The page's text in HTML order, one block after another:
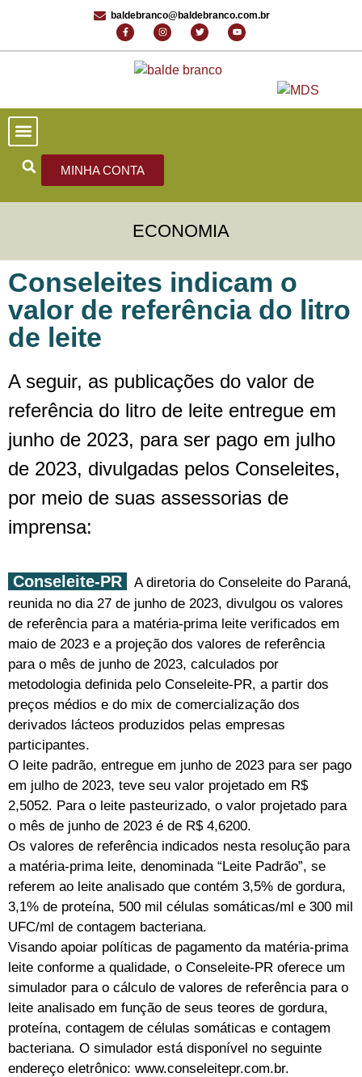
baldebranco@baldebranco.com.br
MINHA CONTA
ECONOMIA
Conseleites indicam o
valor de referência do litro
de leite
A seguir, as publicações do valor de
referência do litro de leite entregue em
junho de 2023, para ser pago em julho
de 2023, divulgadas pelos Conseleites,
por meio de suas assessorias de
imprensa:
Conseleite-PR
A diretoria do Conseleite do Paraná,
reunida no dia 27 de junho de 2023, divulgou os valores
de referência para a matéria-prima leite verificados em
maio de 2023 e a projeção dos valores de referência
para o mês de junho de 2023, calculados por
metodologia definida pelo Conseleite-PR, a partir dos
preços médios e do mix de comercialização dos
derivados lácteos produzidos pelas empresas
participantes.
O leite padrão, entregue em junho de 2023 para ser pago
em julho de 2023, teve seu valor projetado em R$
2,5052. Para o leite pasteurizado, o valor projetado para
o mês de junho de 2023 é de R$ 4,6200.
Os valores de referência indicados nesta resolução para
a matéria-prima leite, denominada “Leite Padrão”, se
referem ao leite analisado que contém 3,5% de gordura,
3,1% de proteína, 500 mil células somáticas/ml e 300 mil
UFC/ml de contagem bacteriana.
Visando apoiar políticas de pagamento da matéria-prima
leite conforme a qualidade, o Conseleite-PR oferece um
simulador para o cálculo de valores de referência para o
leite analisado em função de seus teores de gordura,
proteína, contagem de células somáticas e contagem
bacteriana. O simulador está disponível no seguinte
endereço eletrônico: www.conseleitepr.com.br.